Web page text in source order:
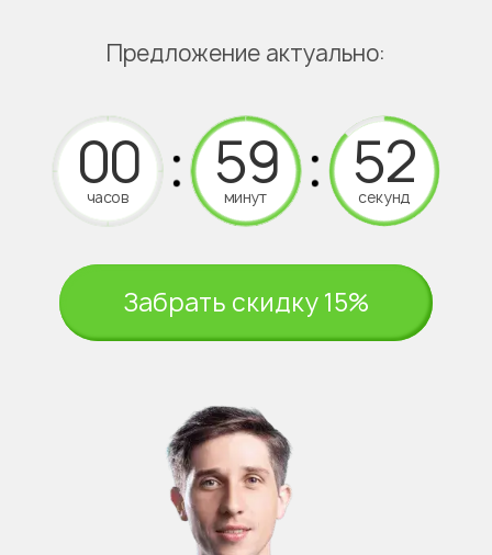
Предложение актуально:
часов минут секунд
Забрать скидку 15%